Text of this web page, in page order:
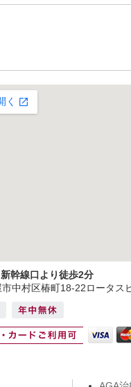
幹線口より徒歩2分
中村区椿町18-22ロータス